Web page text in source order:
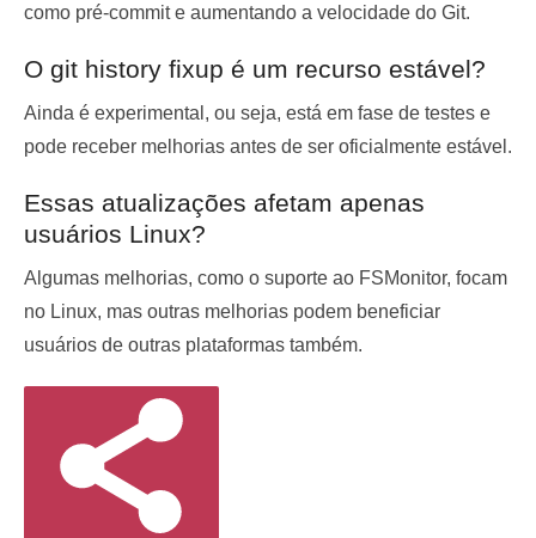
como pré-commit e aumentando a velocidade do Git.
O git history fixup é um recurso estável?
Ainda é experimental, ou seja, está em fase de testes e
pode receber melhorias antes de ser oficialmente estável.
Essas atualizações afetam apenas
usuários Linux?
Algumas melhorias, como o suporte ao FSMonitor, focam
no Linux, mas outras melhorias podem beneficiar
usuários de outras plataformas também.